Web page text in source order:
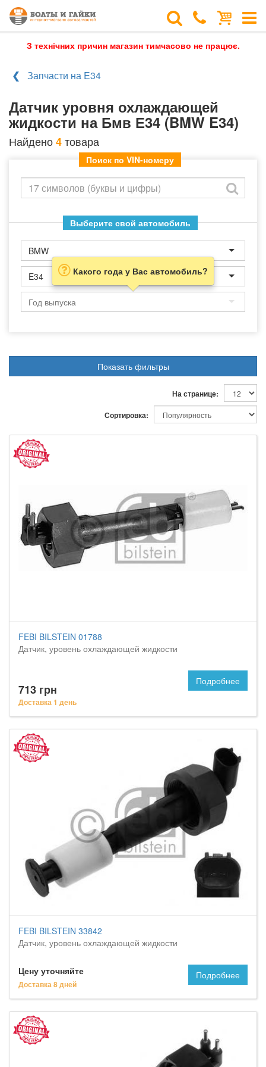
З технічних причин магазин тимчасово не працює.
Запчасти на E34
Датчик уровня охлаждающей
жидкости на Бмв Е34 (BMW E34)
Найдено4товара
Поиск по VIN-номеру
Выберите свой автомобиль
BMW
E34 Какого года у Вас автомобиль?
Показать фильтры
На странице:
Сортировка:
FEBI BILSTEIN 01788
Датчик, уровень охлаждающей жидкости
713 грн
Доставка 1 день
Подробнее
FEBI BILSTEIN 33842
Датчик, уровень охлаждающей жидкости
Цену уточняйте
Доставка 8 дней
Подробнее